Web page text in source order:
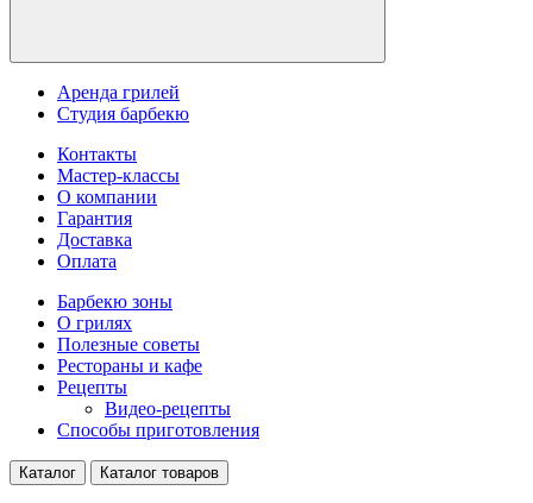
Аренда грилей
Студия барбекю
Контакты
Мастер-классы
О компании
Гарантия
Доставка
Оплата
Барбекю зоны
О грилях
Полезные советы
Рестораны и кафе
Рецепты
Видео-рецепты
Способы приготовления
Каталог Каталог товаров